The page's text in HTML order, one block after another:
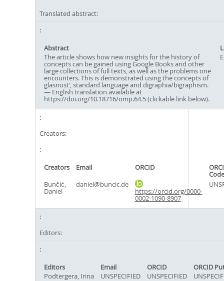
Translated abstract:
Abstract
The article shows how new insights for the history of
concepts can be gained using Google Books and other
large collections of full texts, as well as the problems one
encounters. This is demonstrated using the concepts of
glasnost’, standard language and digraphia/bigraphism.
— English translation available at
https://doi.org/10.18716/omp.64.5 (clickable link below).
Creators:
Creators Email ORCID
Code
Bunčić,
Daniel
daniel@buncic.de
https://orcid.org/0000-
0002-1090-8907
Editors:
Editors Email ORCID
ORCID
Podtergera, Irina
UNSPECIFIED UNSPECIFIED